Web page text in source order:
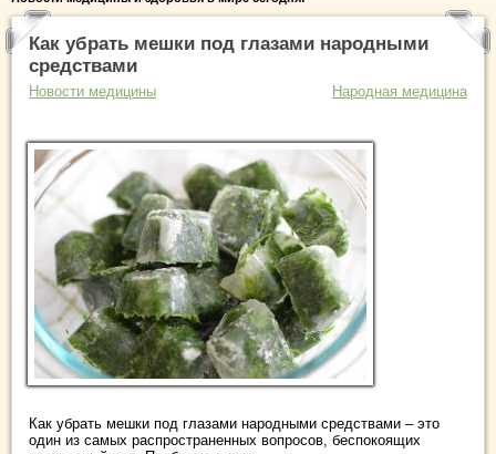
Как убрать мешки под глазами народными
средствами
Новости медицины Народная медицина
Как убрать мешки под глазами народными средствами – это
один из самых распространенных вопросов, беспокоящих